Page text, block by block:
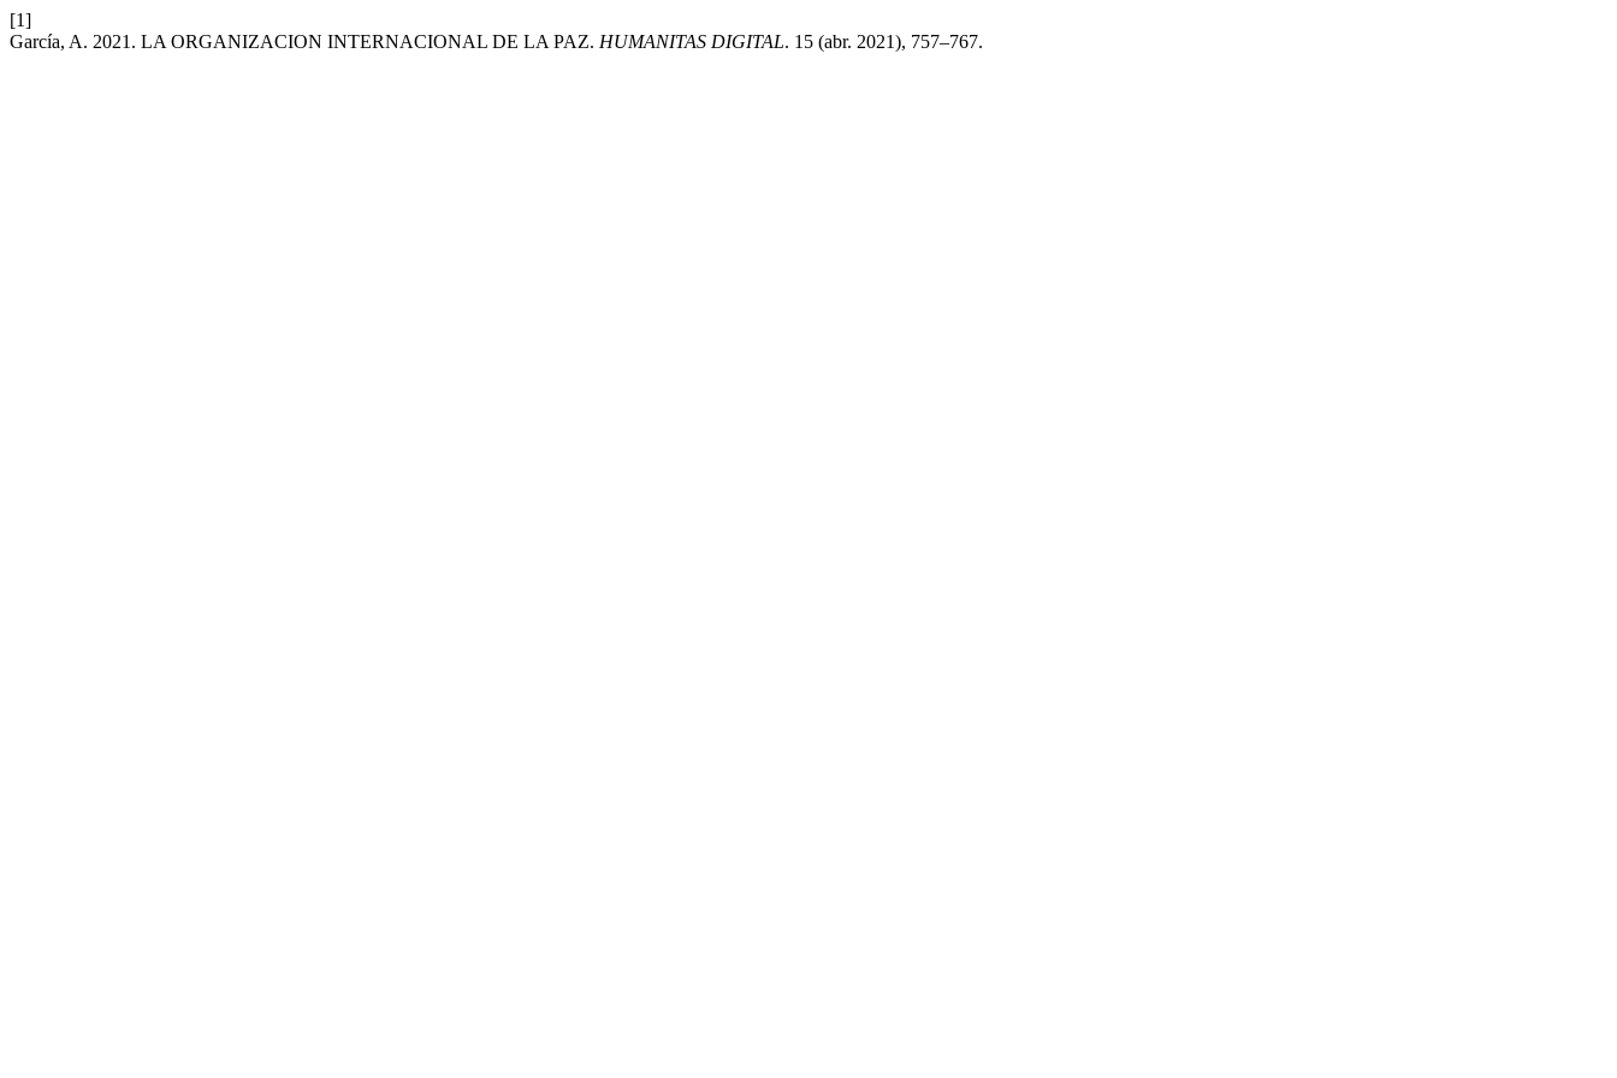
[1]
García, A. 2021. LA ORGANIZACION INTERNACIONAL DE LA PAZ. HUMANITAS DIGITAL. 15 (abr. 2021), 757–767.